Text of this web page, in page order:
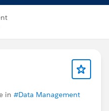
in #Data Management